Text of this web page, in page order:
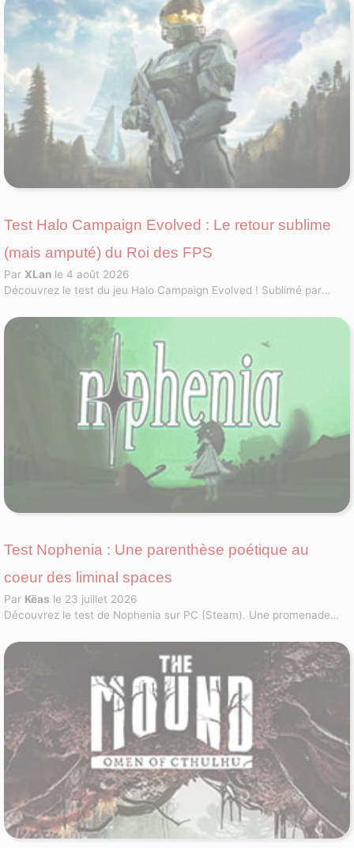
Test Halo Campaign Evolved : Le retour sublime
(mais amputé) du Roi des FPS
Par XLan le 4 août 2026
Découvrez le test du jeu Halo Campaign Evolved ! Sublimé par
d'un manque majeur
Test Nophenia : Une parenthèse poétique au
coeur des liminal spaces
Par Këas le 23 juillet 2026
Découvrez le test de Nophenia sur PC (Steam). Une promenade
expérience apaisante.